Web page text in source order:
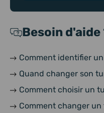
Besoin d'aide
Comment identifier
Quand changer son
Comment choisir un
Comment changer